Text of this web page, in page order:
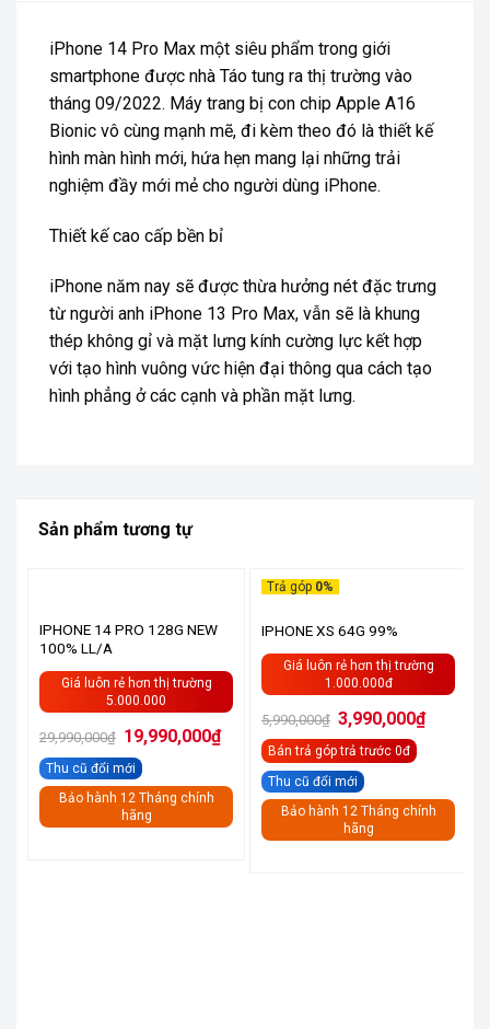
iPhone 14 Pro Max một siêu phẩm trong giới
smartphone được nhà Táo tung ra thị trường vào
tháng 09/2022. Máy trang bị con chip Apple A16
Bionic vô cùng mạnh mẽ, đi kèm theo đó là thiết kế
hình màn hình mới, hứa hẹn mang lại những trải
nghiệm đầy mới mẻ cho người dùng iPhone.
Thiết kế cao cấp bền bỉ
iPhone năm nay sẽ được thừa hưởng nét đặc trưng
từ người anh iPhone 13 Pro Max, vẫn sẽ là khung
thép không gỉ và mặt lưng kính cường lực kết hợp
với tạo hình vuông vức hiện đại thông qua cách tạo
hình phẳng ở các cạnh và phần mặt lưng.
Sản phẩm tương tự
HẾT HÀNG
IPHONE 14 PRO 128G NEW
100% LL/A
Giá luôn rẻ hơn thị trường
5.000.000
29,990,000₫ Giá
gốc
là:
29,990,000₫.
19,990,000₫Giá
hiện
19,990,000₫.
Thu cũ đổi mới
Bảo hành 12 Tháng chính
hãng
Trả góp 0%
IPHONE XS 64G 99%
Giá luôn rẻ hơn thị trường
1.000.000đ
5,990,000₫ Giá
gốc
là:
5,990,000₫.
3,990,000₫Giá
hiện
Bán trả góptrả trước 0đ
Thu cũ đổi mới
Bảo hành 12 Tháng chính
hãng